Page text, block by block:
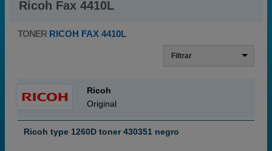
Ricoh Fax 4410L
TONER RICOH FAX 4410L
Filtrar
Ricoh
Original
Ricoh type 1260D toner 430351 negro